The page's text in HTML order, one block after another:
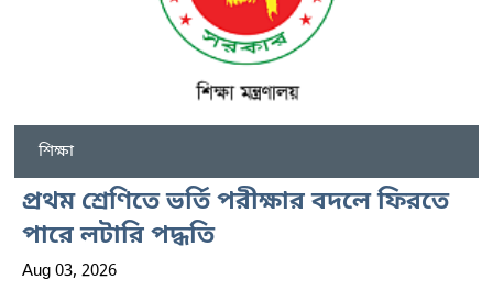
শিক্ষা
প্রথম শ্রেণিতে ভর্তি পরীক্ষার বদলে ফিরতে
পারে লটারি পদ্ধতি
Aug 03, 2026